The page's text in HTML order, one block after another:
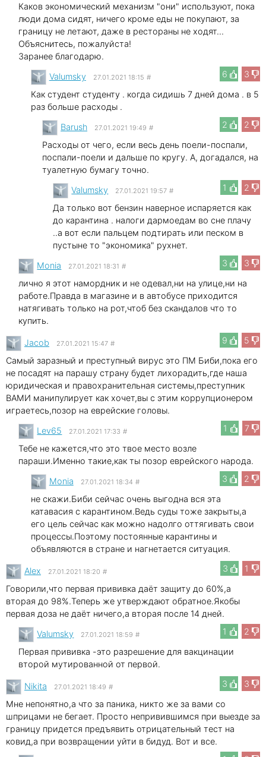
Каков экономический механизм "они" используют, пока
люди дома сидят, ничего кроме еды не покупают, за
границу не летают, даже в рестораны не ходят...
Объяснитесь, пожалуйста!
Заранее благодарю.
6
3
Valumsky 27.01.2021 18:15 #
Как студент студенту . когда сидишь 7 дней дома . в 5
раз больше расходы .
2
2
Barush 27.01.2021 19:49 #
Расходы от чего, если весь день поели-поспали,
поспали-поели и дальше по кругу. А, догадался, на
туалетную бумагу точно.
1
2
Valumsky 27.01.2021 19:57 #
Да только вот бензин наверное испаряется как
до карантина . налоги дармоедам во сне плачу
..а вот если пальцем подтирать или песком в
пустыне то "экономика" рухнет.
3
3
Monia 27.01.2021 18:31 #
лично я этот намордник и не одевал,ни на улице,ни на
работе.Правда в магазине и в автобусе приходится
натягивать только на рот,чтоб без скандалов что то
купить.
9
5
Jacob 27.01.2021 15:47 #
Самый заразный и преступный вирус это ПМ Биби,пока его
не посадят на парашу страну будет лихорадить,где наша
юридическая и правохранительная системы,преступник
ВАМИ манипулирует как хочет,вы с этим коррупционером
играетесь,позор на еврейские головы.
1
7
Lev65 27.01.2021 17:33 #
Тебе не кажется,что это твое место возле
параши.Именно такие,как ты позор еврейского народа.
3
2
Monia 27.01.2021 18:34 #
не скажи.Биби сейчас очень выгодна вся эта
катавасия с карантином.Ведь суды тоже закрыты,а
его цель сейчас как можно надолго оттягивать свои
процессы.Поэтому постоянные карантины и
объявляются в стране и нагнетается ситуация.
3
1
Alex 27.01.2021 18:20 #
Говорили,что первая прививка даёт защиту до 60%,а
вторая до 98%.Теперь же утверждают обратное.Якобы
первая доза не даёт ничего,а вторая после 14 дней.
1
2
Valumsky 27.01.2021 18:59 #
Первая прививка -это разрешение для вакцинации
второй мутированной от первой.
3
3
Nikita 27.01.2021 18:49 #
Мне непонятно,а что за паника, никто же за вами со
шприцами не бегает. Просто непривившимся при выезде за
границу придется предъявить отрицательный тест на
ковид,а при возвращении уйти в бидуд. Вот и все.